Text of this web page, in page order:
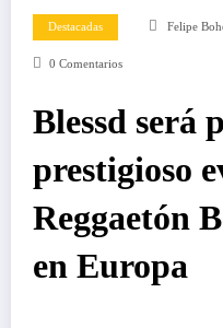
Destacadas Felipe
0 Comentarios
Blessd será
prestigioso
Reggaetón
en Europa